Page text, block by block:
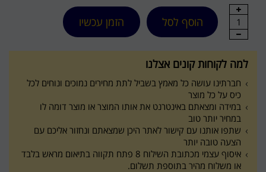
1 הוסף לסל הזמן עכשיו
למה לקוחות קונים אצלנו
חברתינו עושה כל מאמץ בשביל לתת מחירים נמוכים ונוחים לכל
כיס על כל מוצר
במידה ומצאתם באינטרנט את אותו המוצר או מוצר דומה לו
במחיר יותר טוב
שתפו אותנו עם קישור לאתר היכן שמצאתם ונחזור אליכם עם
הצעה טובה יותר
איסוף עצמי מכתובת השילוח 8 פתח תקווה בתיאום מראש בלבד
או משלוח מהיר בתוספת תשלום.